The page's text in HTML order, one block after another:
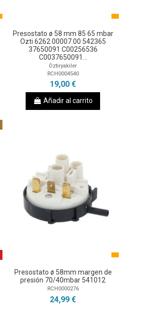
Presostato ø 58 mm 85 65 mbar
Ozti 6262.00007.00 542365
37650091 C00256536
C0037650091...
Öztiryakiler
RCH0004540
19,00 €
Añadir al carrito
Presostato ø 58mm margen de
presión 70/40mbar 541012
RCH0000276
24,99 €